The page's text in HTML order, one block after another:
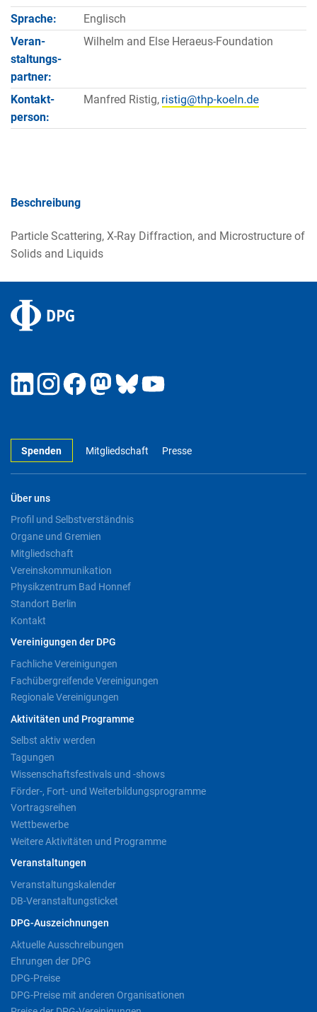
Sprache:
Englisch
Veran­
staltungs­
partner:
Wilhelm and Else Heraeus-Foundation
Kontakt­
person:
Manfred Ristig,
Beschreibung
Particle Scattering, X-Ray Diffraction, and Microstructure of
Solids and Liquids
Spenden Mitgliedschaft Presse
Über uns
Profil und Selbstverständnis
Organe und Gremien
Mitgliedschaft
Vereinskommunikation
Physikzentrum Bad Honnef
Standort Berlin
Kontakt
Vereinigungen der DPG
Fachliche Vereinigungen
Fachübergreifende Vereinigungen
Regionale Vereinigungen
Aktivitäten und Programme
Selbst aktiv werden
Tagungen
Wissenschaftsfestivals und -shows
Förder-, Fort- und Weiterbildungsprogramme
Vortragsreihen
Wettbewerbe
Weitere Aktivitäten und Programme
Veranstaltungen
Veranstaltungskalender
DB-Veranstaltungsticket
DPG-Auszeichnungen
Aktuelle Ausschreibungen
Ehrungen der DPG
DPG-Preise
DPG-Preise mit anderen Organisationen